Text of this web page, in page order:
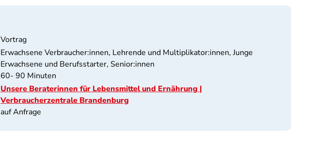
Vortrag
Erwachsene Verbraucher:innen, Lehrende und Multiplikator:innen, Junge
Erwachsene und Berufsstarter, Senior:innen
60- 90 Minuten
Unsere Beraterinnen für Lebensmittel und Ernährung |
Verbraucherzentrale Brandenburg
auf Anfrage